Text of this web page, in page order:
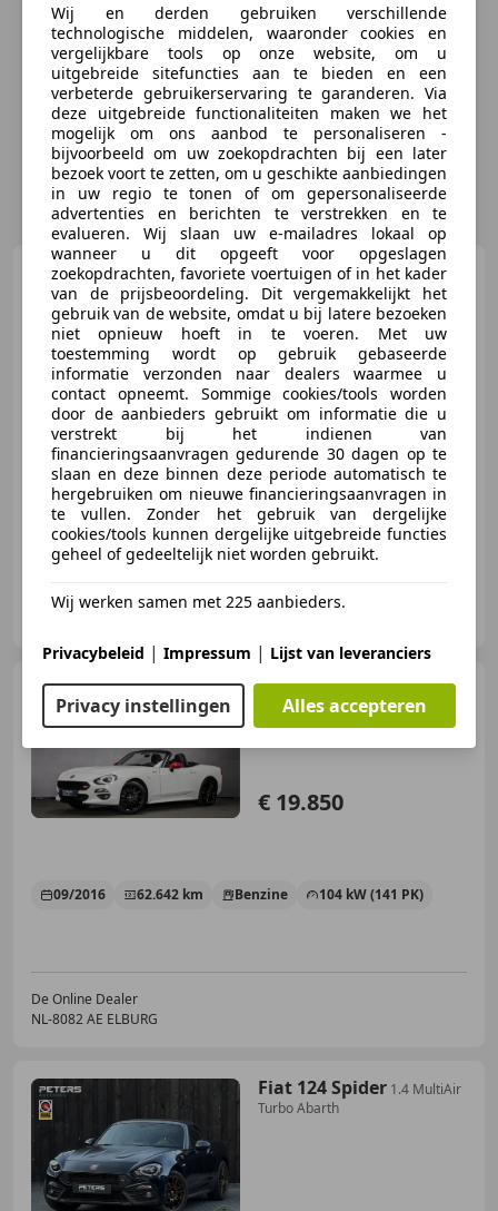
Fiat 124 Spider1.4 MultiAir
Turbo Lusso Sport Leer Navi
Camera Bo
€ 24.440
03/2019 9.012 km Benzine 103 kW (140 PK)
Benschop Automotive
Fiat 124 Spider1.4 170PK
Turbo Lusso
|Bose|Leder|Stoelverw|
€ 19.850
09/2016 62.642 km Benzine 104 kW (141 PK)
De Online Dealer
NL-8082 AE ELBURG
Fiat 124 Spider 1.4 MultiAir
Turbo Abarth
Wij en derden gebruiken verschillende
technologische middelen, waaronder cookies en
vergelijkbare tools op onze website, om u
uitgebreide sitefuncties aan te bieden en een
verbeterde gebruikerservaring te garanderen. Via
deze uitgebreide functionaliteiten maken we het
mogelijk om ons aanbod te personaliseren -
bijvoorbeeld om uw zoekopdrachten bij een later
bezoek voort te zetten, om u geschikte aanbiedingen
in uw regio te tonen of om gepersonaliseerde
advertenties en berichten te verstrekken en te
evalueren. Wij slaan uw e-mailadres lokaal op
wanneer u dit opgeeft voor opgeslagen
zoekopdrachten, favoriete voertuigen of in het kader
van de prijsbeoordeling. Dit vergemakkelijkt het
gebruik van de website, omdat u bij latere bezoeken
niet opnieuw hoeft in te voeren. Met uw
toestemming wordt op gebruik gebaseerde
informatie verzonden naar dealers waarmee u
contact opneemt. Sommige cookies/tools worden
door de aanbieders gebruikt om informatie die u
verstrekt bij het indienen van
financieringsaanvragen gedurende 30 dagen op te
slaan en deze binnen deze periode automatisch te
hergebruiken om nieuwe financieringsaanvragen in
te vullen. Zonder het gebruik van dergelijke
cookies/tools kunnen dergelijke uitgebreide functies
geheel of gedeeltelijk niet worden gebruikt.
Wij werken samen met 225 aanbieders.
Privacybeleid | Impressum | Lijst van leveranciers
Privacy instellingen Alles accepteren